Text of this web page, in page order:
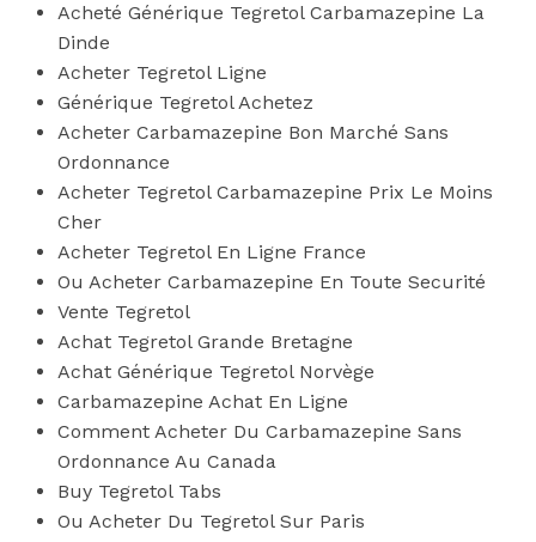
Acheté Générique Tegretol Carbamazepine La
Dinde
Acheter Tegretol Ligne
Générique Tegretol Achetez
Acheter Carbamazepine Bon Marché Sans
Ordonnance
Acheter Tegretol Carbamazepine Prix Le Moins
Cher
Acheter Tegretol En Ligne France
Ou Acheter Carbamazepine En Toute Securité
Vente Tegretol
Achat Tegretol Grande Bretagne
Achat Générique Tegretol Norvège
Carbamazepine Achat En Ligne
Comment Acheter Du Carbamazepine Sans
Ordonnance Au Canada
Buy Tegretol Tabs
Ou Acheter Du Tegretol Sur Paris